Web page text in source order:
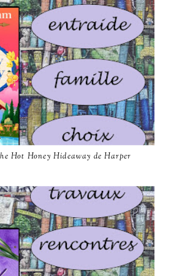
Hot Honey Hideaway de Harper